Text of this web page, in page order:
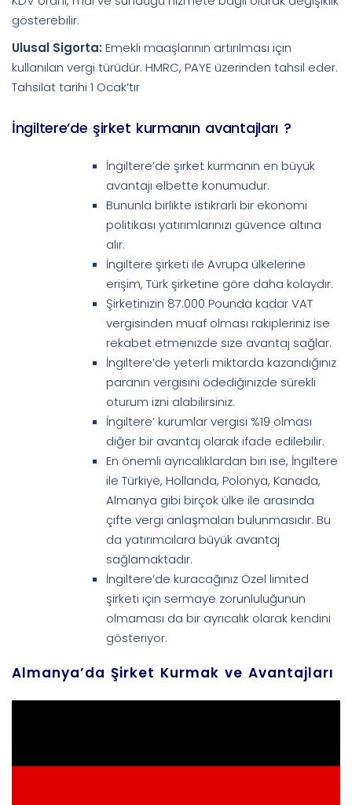
gösterebilir.
Ulusal Sigorta: Emekli maaşlarının artırılması için
kullanılan vergi türüdür. HMRC, PAYE üzerinden tahsil eder.
Tahsilat tarihi 1 Ocak’tır
İngiltere’de şirket kurmanın avantajları ?
İngiltere’de şirket kurmanın en büyük
avantajı elbette konumudur.
Bununla birlikte istikrarlı bir ekonomi
politikası yatırımlarınızı güvence altına
alır.
İngiltere şirketi ile Avrupa ülkelerine
erişim, Türk şirketine göre daha kolaydır.
Şirketinizin 87.000 Pounda kadar VAT
vergisinden muaf olması rakipleriniz ise
rekabet etmenizde size avantaj sağlar.
İngiltere’de yeterli miktarda kazandığınız
paranın vergisini ödediğinizde sürekli
oturum izni alabilirsiniz.
İngiltere’ kurumlar vergisi %19 olması
diğer bir avantaj olarak ifade edilebilir.
En önemli ayrıcalıklardan biri ise, İngiltere
ile Türkiye, Hollanda, Polonya, Kanada,
Almanya gibi birçok ülke ile arasında
çifte vergi anlaşmaları bulunmasıdır. Bu
da yatırımcılara büyük avantaj
sağlamaktadır.
İngiltere’de kuracağınız Özel limited
şirketi için sermaye zorunluluğunun
olmaması da bir ayrıcalık olarak kendini
gösteriyor.
Almanya’da Şirket Kurmak ve Avantajları